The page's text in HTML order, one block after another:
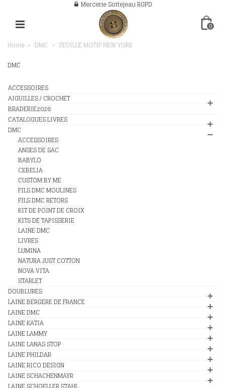
Mercerie Sottejeau RGPD
0
Home > DMC > FEUILLE MOTIF NEW YORK
DMC
ACCESSOIRES
AIGUILLES / CROCHET
BRADERIE2026
CATALOGUES LIVRES
DMC
ACCESSOIRES
ANSES DE SAC
BABYLO
CEBELIA
CUSTOM BY ME
FILS DMC MOULINES
FILS DMC RETORS
KIT DE POINT DE CROIX
KITS DE TAPISSERIE
LAINE DMC
LIVRES
LUMINA
NATURA JUST COTTON
NOVA VITA
STARLET
DOUBLURES
LAINE BERGERE DE FRANCE
LAINE DMC
LAINE KATIA
LAINE LAMMY
LAINE LANAS STOP
LAINE PHILDAR
LAINE RICO DESIGN
LAINE SCHACHENMAYR